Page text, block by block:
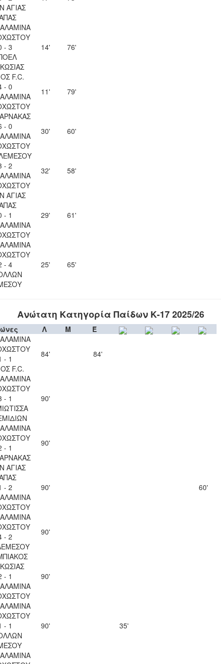
ΑΓΙΑΣ
- 3
14' 76'
F.C.
- 0
11' 79'
- 0
30' 60'
- 2
32' 58'
ΑΓΙΑΣ
- 1
29' 61'
- 4
25' 65'
Ανώτατη Κατηγορία Παίδων Κ-17 2025/26
Λ Μ
Έ
- 1
F.C.
84' 84'
- 1
90'
- 1
90'
ΑΓΙΑΣ
- 2
90' 60'
- 2
90'
- 1
90'
- 1
90' 35'